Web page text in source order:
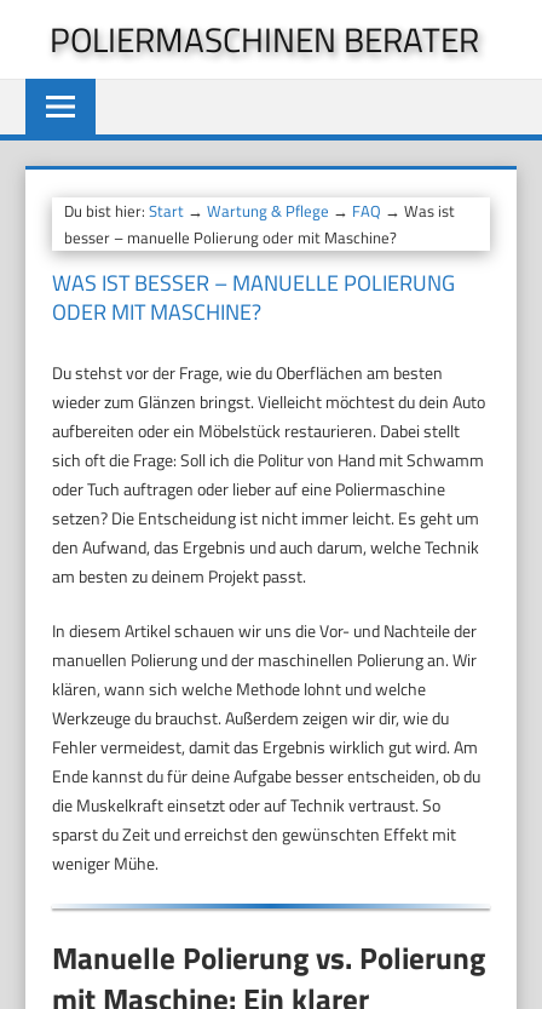
springen
POLIERMASCHINEN BERATER
Du bist hier:Start →Wartung & Pflege → FAQ → Was ist
besser – manuelle Polierung oder mit Maschine?
WAS IST BESSER – MANUELLE POLIERUNG
ODER MIT MASCHINE?
Du stehst vor der Frage, wie du Oberflächen am besten
wieder zum Glänzen bringst. Vielleicht möchtest du dein Auto
aufbereiten oder ein Möbelstück restaurieren. Dabei stellt
sich oft die Frage: Soll ich die Politur von Hand mit Schwamm
oder Tuch auftragen oder lieber auf eine Poliermaschine
setzen? Die Entscheidung ist nicht immer leicht. Es geht um
den Aufwand, das Ergebnis und auch darum, welche Technik
am besten zu deinem Projekt passt.
In diesem Artikel schauen wir uns die Vor- und Nachteile der
manuellen Polierung und der maschinellen Polierung an. Wir
klären, wann sich welche Methode lohnt und welche
Werkzeuge du brauchst. Außerdem zeigen wir dir, wie du
Fehler vermeidest, damit das Ergebnis wirklich gut wird. Am
Ende kannst du für deine Aufgabe besser entscheiden, ob du
die Muskelkraft einsetzt oder auf Technik vertraust. So
sparst du Zeit und erreichst den gewünschten Effekt mit
weniger Mühe.
Manuelle Polierung vs. Polierung
mit Maschine: Ein klarer